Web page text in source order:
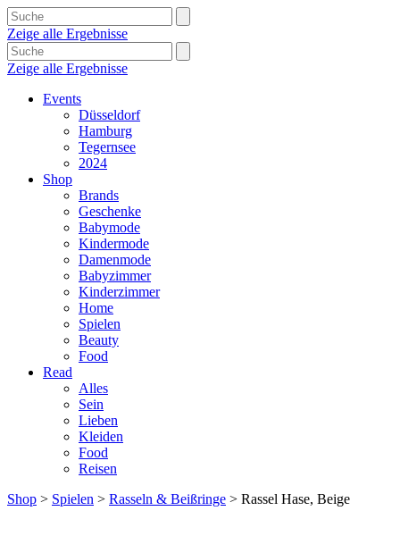
Zeige alle Ergebnisse
Zeige alle Ergebnisse
Events
Düsseldorf
Hamburg
Tegernsee
2024
Shop
Brands
Geschenke
Babymode
Kindermode
Damenmode
Babyzimmer
Kinderzimmer
Home
Spielen
Beauty
Food
Read
Alles
Sein
Lieben
Kleiden
Food
Reisen
Shop > Spielen > Rasseln & Beißringe > Rassel Hase, Beige